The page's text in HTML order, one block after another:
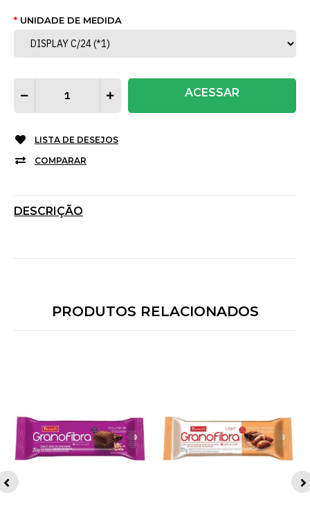
UNIDADE DE MEDIDA
ACESSAR
LISTA DE DESEJOS
COMPARAR
DESCRIÇÃO
PRODUTOS RELACIONADOS